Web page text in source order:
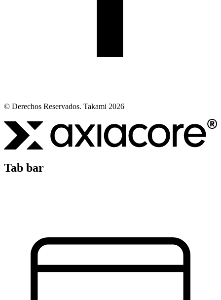
© Derechos Reservados. Takami 2026
Tab bar